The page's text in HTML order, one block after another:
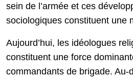
sein de l’armée et ces
sociologiques constituent une
Aujourd’hui, les idéologues
constituent une force
commandants de brigade. Au-